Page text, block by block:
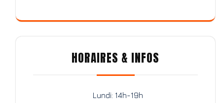
HORAIRES & INFOS
Lundi: 14h-19h